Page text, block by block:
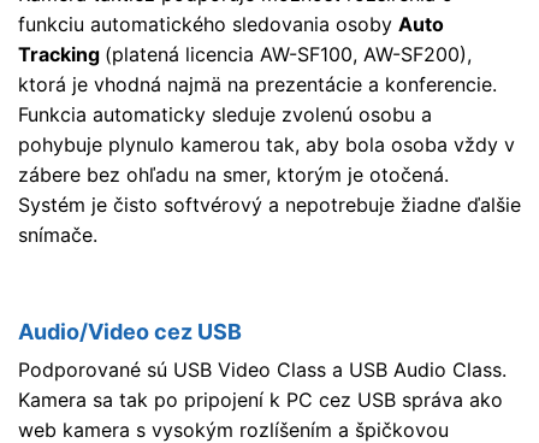
funkciu automatického sledovania osoby Auto
Tracking (platená licencia AW-SF100, AW-SF200),
ktorá je vhodná najmä na prezentácie a konferencie.
Funkcia automaticky sleduje zvolenú osobu a
pohybuje plynulo kamerou tak, aby bola osoba vždy v
zábere bez ohľadu na smer, ktorým je otočená.
Systém je čisto softvérový a nepotrebuje žiadne ďalšie
snímače.
Audio/Video cez USB
Podporované sú USB Video Class a USB Audio Class.
Kamera sa tak po pripojení k PC cez USB správa ako
web kamera s vysokým rozlíšením a špičkovou